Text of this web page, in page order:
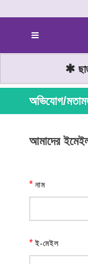
অভিযোগ/
আমাদের
* নাম
* ই-মেইল